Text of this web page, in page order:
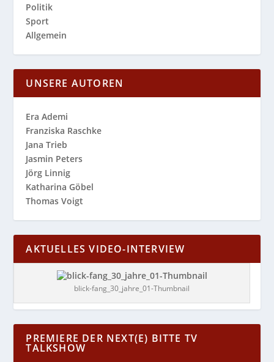
Politik
Sport
Allgemein
UNSERE AUTOREN
Era Ademi
Franziska Raschke
Jana Trieb
Jasmin Peters
Jörg Linnig
Katharina Göbel
Thomas Voigt
AKTUELLES VIDEO-INTERVIEW
blick-fang_30_jahre_01-Thumbnail
PREMIERE DER NEXT(E) BITTE TV
TALKSHOW